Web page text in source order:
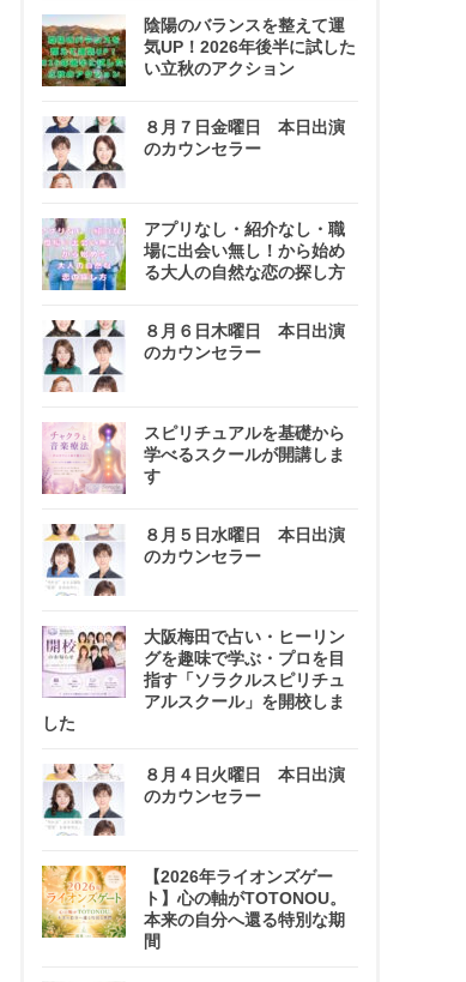
陰陽のバランスを整えて運
気UP！2026年後半に試した
い立秋のアクション
８月７日金曜日 本日出演
のカウンセラー
アプリなし・紹介なし・職
場に出会い無し！から始め
る大人の自然な恋の探し方
８月６日木曜日 本日出演
のカウンセラー
スピリチュアルを基礎から
学べるスクールが開講しま
す
８月５日水曜日 本日出演
のカウンセラー
大阪梅田で占い・ヒーリン
グを趣味で学ぶ・プロを目
指す「ソラクルスピリチュ
アルスクール」を開校しま
した
８月４日火曜日 本日出演
のカウンセラー
【2026年ライオンズゲー
ト】心の軸がTOTONOU。
本来の自分へ還る特別な期
間